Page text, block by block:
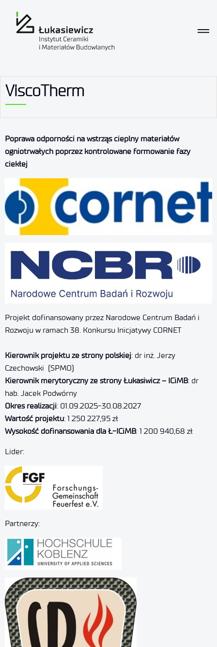
ViscoTherm
Poprawa odporności na wstrząs cieplny materiałów
ogniotrwałych poprzez kontrolowane formowanie fazy
ciekłej
Projekt dofinansowany przez Narodowe Centrum Badań i
Rozwoju w ramach 38. Konkursu Inicjatywy CORNET
Kierownik projektu ze strony polskiej: dr inż. Jerzy
Czechowski (SPMO)
Kierownik merytoryczny ze strony Łukasiwicz – ICiMB: dr
hab. Jacek Podwórny
Okres realizacji: 01.09.2025-30.08.2027
Wartość projektu: 1 250 227,95 zł
Wysokość dofinansowania dla Ł-ICiMB: 1 200 940,68 zł
Lider:
Partnerzy: